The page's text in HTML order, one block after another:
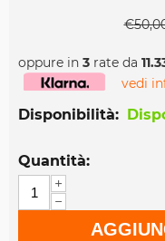
€
oppure in 3 rate da
vedi
Disponibilità:
Quantità:
+
−